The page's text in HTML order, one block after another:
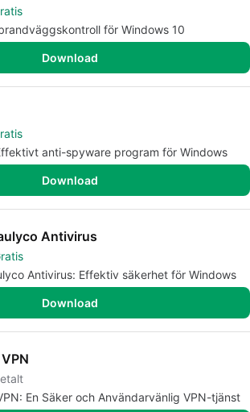
för Windows 10
Download
anti-spyware program för Windows
Download
Antivirus
Antivirus: Effektiv säkerhet för Windows
Download
En Säker och Användarvänlig VPN-tjänst